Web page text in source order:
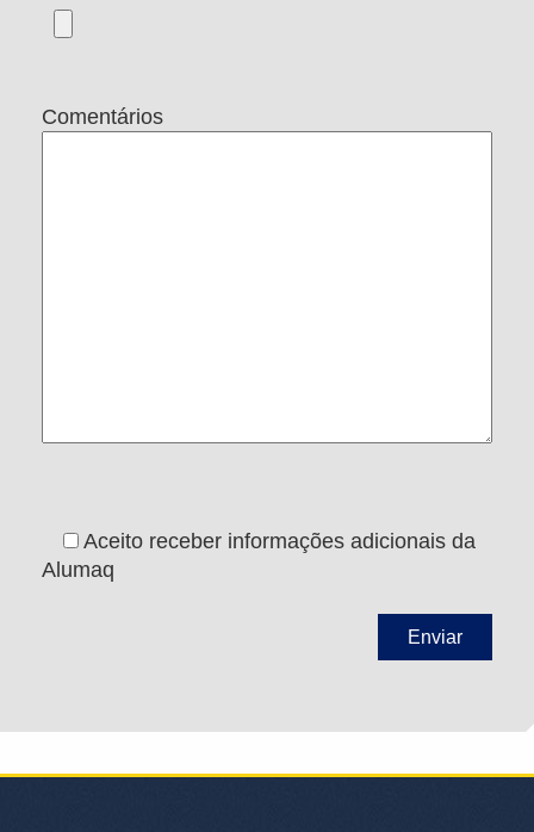
Comentários
Aceito receber informações adicionais da
Alumaq